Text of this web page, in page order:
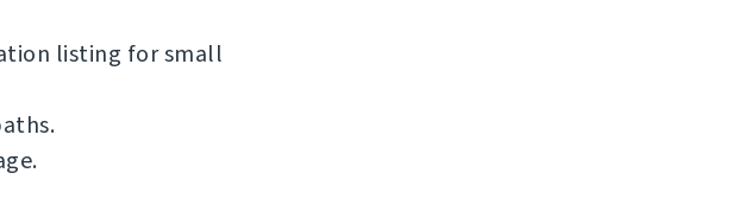
listing for small